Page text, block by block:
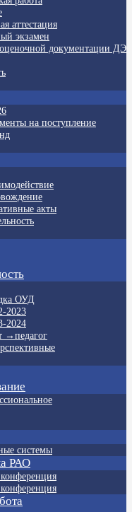
аттестация
экзамен
документации ДЭ
на поступление
акты
ОУД
2023
2024
→педагог
системы
РАО